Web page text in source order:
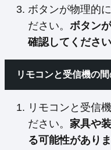
ボタンが物理的
ださい。 ボタン
確認してください
リモコンと受信機の
リモコンと受信
ださい。 家具や
る可能性がありま